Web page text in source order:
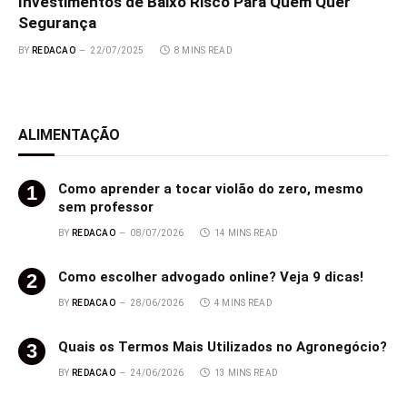
Segurança
BY REDACAO 22/07/2025 8 MINS READ
ALIMENTAÇÃO
Como aprender a tocar violão do zero, mesmo
sem professor
BY REDACAO 08/07/2026 14 MINS READ
Como escolher advogado online? Veja 9 dicas!
BY REDACAO 28/06/2026 4 MINS READ
Quais os Termos Mais Utilizados no Agronegócio?
BY REDACAO 24/06/2026 13 MINS READ